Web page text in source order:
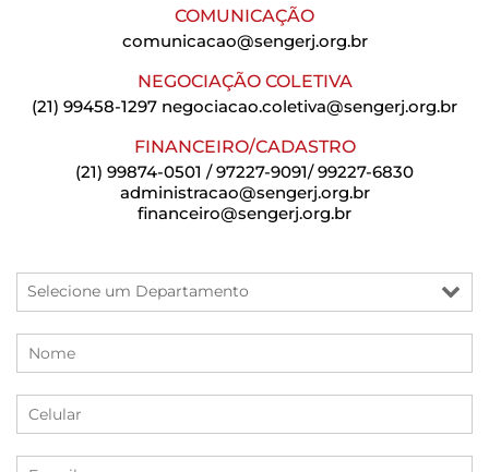
COMUNICAÇÃO
comunicacao@sengerj.org.br
NEGOCIAÇÃO COLETIVA
(21) 99458-1297 negociacao.coletiva@sengerj.org.br
FINANCEIRO/CADASTRO
(21) 99874-0501 / 97227-9091/ 99227-6830
administracao@sengerj.org.br
financeiro@sengerj.org.br